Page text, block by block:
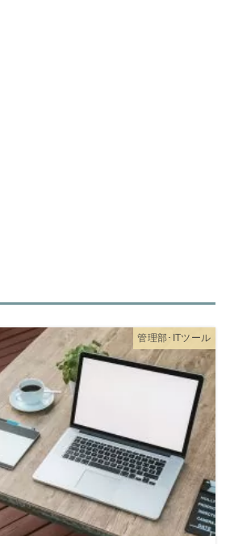
管理部･ITツール